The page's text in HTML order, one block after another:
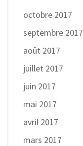
octobre 2017
septembre 2017
août 2017
juillet 2017
juin 2017
mai 2017
avril 2017
mars 2017